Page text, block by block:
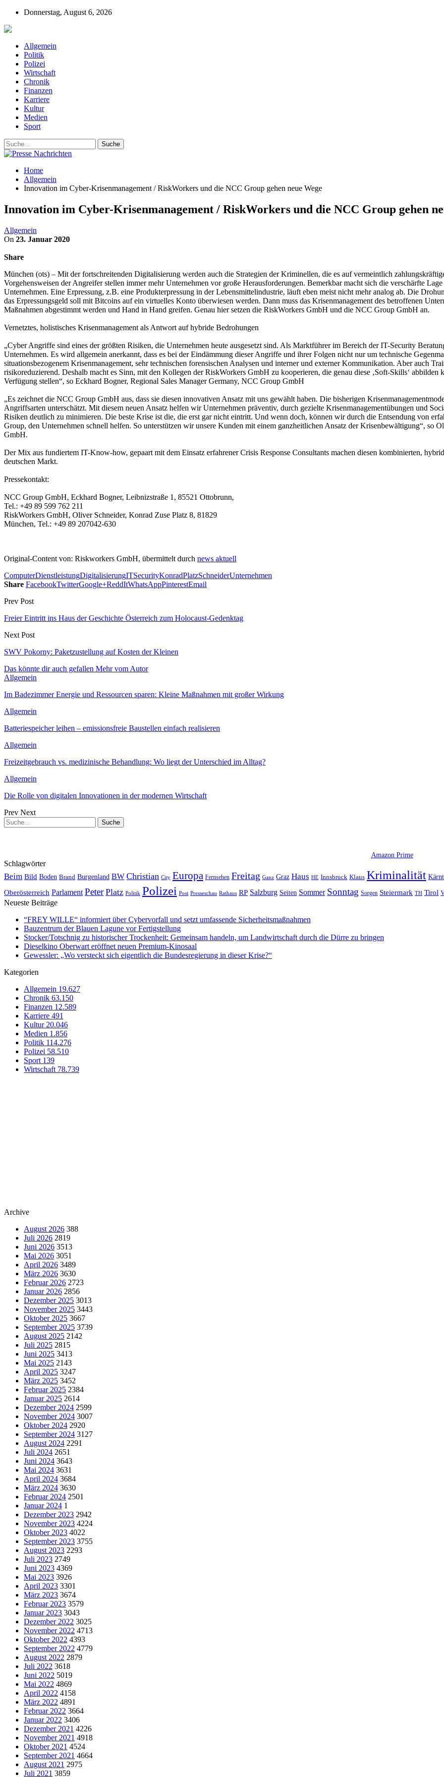
Donnerstag, August 6, 2026
Allgemein
Politik
Polizei
Wirtschaft
Chronik
Finanzen
Karriere
Kultur
Medien
Sport
Home
Allgemein
Innovation im Cyber-Krisenmanagement / RiskWorkers und die NCC Group gehen neue Wege
Innovation im Cyber-Krisenmanagement / RiskWorkers und die NCC Group gehen
Allgemein
On 23. Januar 2020
Share
München (ots) – Mit der fortschreitenden Digitalisierung werden auch die Strategien der Kriminellen, die es auf vermeintlich
Vorgehensweisen der Angreifer stellen immer mehr Unternehmen vor große Herausforderungen. Bemerkbar macht sich die verschärfte
Unternehmen. Eine Erpressung, z.B. eine Produkterpressung in der Lebensmittelindustrie, läuft eben meist nicht mehr analog ab. Die
das Erpressungsgeld soll mit Bitcoins auf ein virtuelles Konto überwiesen werden. Dann muss das Krisenmanagement des betroffenen
Maßnahmen abgestimmt werden und Hand in Hand greifen. Genau hier setzen die RiskWorkers GmbH und die NCC Group GmbH an.
Vernetztes, holistisches Krisenmanagement als Antwort auf hybride Bedrohungen
„Cyber Angriffe sind eines der größten Risiken, die Unternehmen heute ausgesetzt sind. Als Marktführer im Bereich der IT-Security
Unternehmen. Es wird allgemein anerkannt, dass es bei der Eindämmung dieser Angriffe und ihrer Folgen nicht nur um technische
situationsbezogenem Krisenmanagement, sehr technischen forensischen Analysen und interner und externer Kommunikation. Aber auch
risikoreduzierend. Deshalb macht es Sinn, mit den Kollegen der RiskWorkers GmbH zu kooperieren, die genau diese ‚Soft-Skills‘
Verfügung stellen“, so Eckhard Bogner, Regional Sales Manager Germany, NCC Group GmbH
„Es zeichnet die NCC Group GmbH aus, dass sie diesen innovativen Ansatz mit uns gewählt haben. Die bisherigen
Angriffsarten unterschätzt. Mit diesem neuen Ansatz helfen wir Unternehmen präventiv, durch gezielte Krisenmanagementübungen und
Risiken deutlich zu minimieren. Die beste Krise ist die, die erst gar nicht eintritt. Und wenn doch, können wir durch die Entsendung von
Group, den Unternehmen schnell helfen. So unterstützen wir unsere Kunden mit einem ganzheitlichen Ansatz der Krisenbewältigung“, so
GmbH.
Der Mix aus fundiertem IT-Know-how, gepaart mit dem Einsatz erfahrener Crisis Response Consultants machen diesen kombinierten,
deutschen Markt.
Pressekontakt:
NCC Group GmbH, Eckhard Bogner, Leibnizstraße 1, 85521 Ottobrunn,
Tel.: +49 89 599 762 211
RiskWorkers GmbH, Oliver Schneider, Konrad Zuse Platz 8, 81829
München, Tel.: +49 89 207042-630
Original-Content von: Riskworkers GmbH, übermittelt durch news aktuell
ComputerDienstleistungDigitalisierungITSecurityKonradPlatzSchneiderUnternehmen
Share FacebookTwitterGoogle+ReddItWhatsAppPinterestEmail
Prev Post
Freier Eintritt ins Haus der Geschichte Österreich zum Holocaust-Gedenktag
Next Post
SWV Pokorny: Paketzustellung auf Kosten der Kleinen
Das könnte dir auch gefallen Mehr vom Autor
Allgemein
Im Badezimmer Energie und Ressourcen sparen: Kleine Maßnahmen mit großer Wirkung
Allgemein
Batteriespeicher leihen – emissionsfreie Baustellen einfach realisieren
Allgemein
Freizeitgebrauch vs. medizinische Behandlung: Wo liegt der Unterschied im Alltag?
Allgemein
Die Rolle von digitalen Innovationen in der modernen Wirtschaft
Prev Next
Amazon Prime
Schlagwörter
Beim Bild Boden Brand Burgenland BW Christian City Europa Fernsehen Freitag Ganz Graz Haus HE Innsbruck Klaus Kriminalität
Oberösterreich Parlament Peter Platz Politik Polizei Post Presseschau Rathaus RP Salzburg Seiten Sommer Sonntag Sorgen Steiermark TH Tirol
Neueste Beiträge
“FREY WILLE“ informiert über Cybervorfall und setzt umfassende Sicherheitsmaßnahmen
Bauzentrum der Blauen Lagune vor Fertigstellung
Stocker/Totschnig zu historischer Trockenheit: Gemeinsam handeln, um Landwirtschaft durch die Dürre zu bringen
Dieselkino Oberwart eröffnet neuen Premium-Kinosaal
Gewessler: „Wo versteckt sich eigentlich die Bundesregierung in dieser Krise?“
Kategorien
Allgemein 19.627
Chronik 63.150
Finanzen 12.589
Karriere 491
Kultur 20.046
Medien 1.856
Politik 114.276
Polizei 58.510
Sport 139
Wirtschaft 78.739
Archive
August 2026 388
Juli 2026 2819
Juni 2026 3513
Mai 2026 3051
April 2026 3489
März 2026 3630
Februar 2026 2723
Januar 2026 2856
Dezember 2025 3013
November 2025 3443
Oktober 2025 3667
September 2025 3739
August 2025 2142
Juli 2025 2815
Juni 2025 3413
Mai 2025 2143
April 2025 3247
März 2025 3452
Februar 2025 2384
Januar 2025 2614
Dezember 2024 2599
November 2024 3007
Oktober 2024 2920
September 2024 3127
August 2024 2291
Juli 2024 2651
Juni 2024 3643
Mai 2024 3631
April 2024 3684
März 2024 3630
Februar 2024 2501
Januar 2024 1
Dezember 2023 2942
November 2023 4224
Oktober 2023 4022
September 2023 3755
August 2023 2293
Juli 2023 2749
Juni 2023 4369
Mai 2023 3926
April 2023 3301
März 2023 3674
Februar 2023 3579
Januar 2023 3043
Dezember 2022 3025
November 2022 4713
Oktober 2022 4393
September 2022 4779
August 2022 2879
Juli 2022 3618
Juni 2022 5019
Mai 2022 4869
April 2022 4158
März 2022 4891
Februar 2022 3664
Januar 2022 3406
Dezember 2021 4226
November 2021 4918
Oktober 2021 4524
September 2021 4664
August 2021 2975
Juli 2021 3859